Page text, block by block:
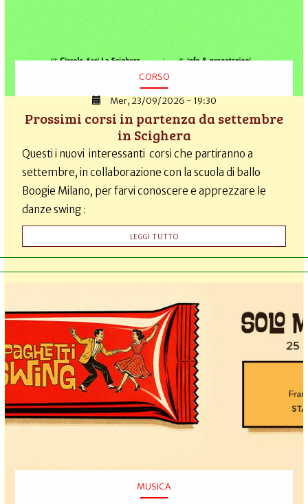
CORSO
Mer, 23/09/2026 - 19:30
Prossimi corsi in partenza da settembre
in Scighera
Questi i nuovi interessanti corsi che partiranno a
settembre, in collaborazione con la scuola di ballo
Boogie Milano, per farvi conoscere e apprezzare le
danze swing :
LEGGI TUTTO
MUSICA